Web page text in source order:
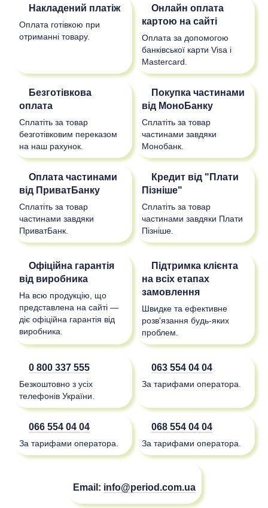
Накладений платіж
Оплата готівкою при
отриманні товару.
Онлайн оплата
картою на сайті
Оплата за допомогою
банківської карти Visa і
Mastercard.
Безготівкова
оплата
Сплатіть за товар
безготівковим переказом
на наш рахунок.
Покупка частинами
від МоноБанку
Сплатіть за товар
частинами завдяки
Монобанк.
Оплата частинами
від ПриватБанку
Сплатіть за товар
частинами завдяки
ПриватБанк.
Кредит від "Плати
Пізніше"
Сплатіть за товар
частинами завдяки Плати
Пізніше.
Офіційна гарантія
від виробника
На всю продукцію, що
представлена на сайті —
діє офіційна гарантія від
виробника.
Підтримка клієнта
на всіх етапах
замовлення
Швидке та ефективне
розв'язання будь-яких
проблем.
0 800 337 555
Безкоштовно з усіх
телефонів України.
063 554 04 04
За тарифами оператора.
066 554 04 04
За тарифами оператора.
068 554 04 04
За тарифами оператора.
Email: info@period.com.ua